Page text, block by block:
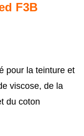
F3B
pour la teinture et
viscose, de la
du coton